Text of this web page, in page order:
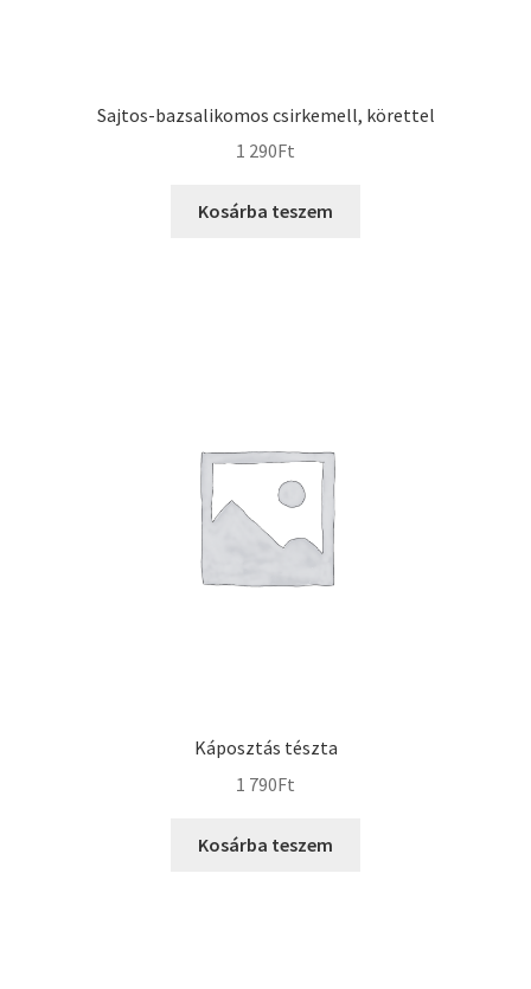
Sajtos-bazsalikomos csirkemell, körettel
1 290Ft
Kosárba teszem
Káposztás tészta
1 790Ft
Kosárba teszem